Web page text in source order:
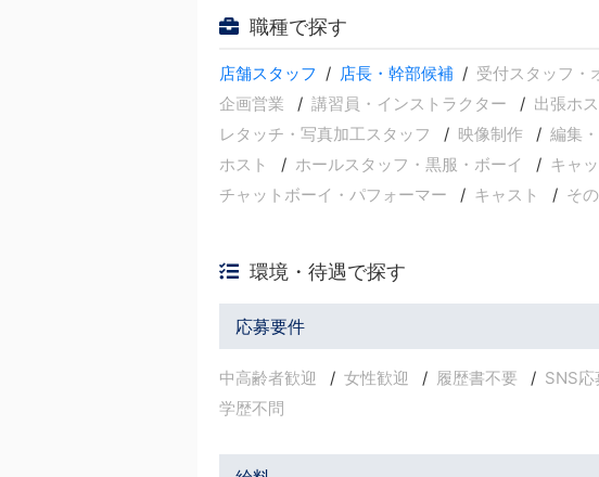
職種で探す
店舗スタッフ 店長・幹部候補 受付スタッフ・
企画営業
講習員・インストラクター 出張ホ
レタッチ・写真加工スタッフ
映像制作 編集
ホスト
ホールスタッフ・黒服・ボーイ キャ
チャットボーイ・パフォーマー
キャスト そ
環境・待遇で探す
応募要件
中高齢者歓迎 女性歓迎 履歴書不要 SNS
学歴不問